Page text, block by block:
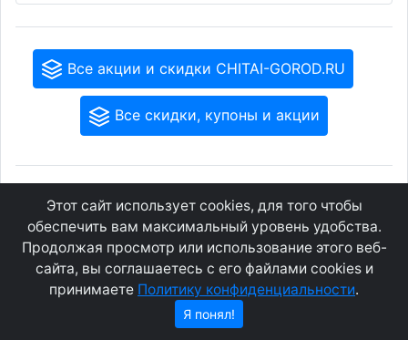
Все акции и скидки CHITAI-GOROD.RU
Все скидки, купоны и акции
GEOWAP.MOBI
Соглашение
Конфиденциальность
О сайте
Контакты
Этот сайт использует cookies, для того чтобы
обеспечить вам максимальный уровень удобства.
Продолжая просмотр или использование этого веб-
сайта, вы соглашаетесь с его файлами cookies и
принимаете Политику конфиденциальности.
Я понял!